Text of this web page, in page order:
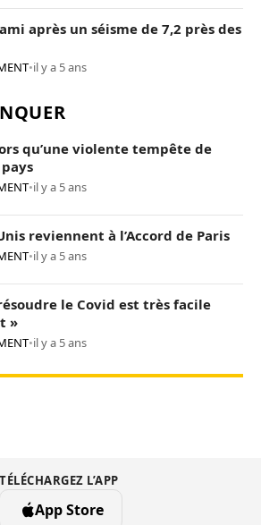
après un séisme de 7,2 près des
•il y a 5 ans
qu’une violente tempête de
•il y a 5 ans
reviennent à l’Accord de Paris
•il y a 5 ans
le Covid est très facile
»
•il y a 5 ans
TÉLÉCHARGEZ L’APP
App Store